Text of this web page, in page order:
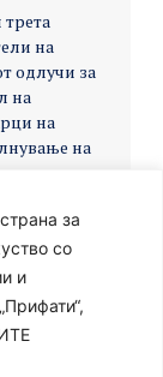
за
со
и
трета
на
одлучи за
на
на
на
by: